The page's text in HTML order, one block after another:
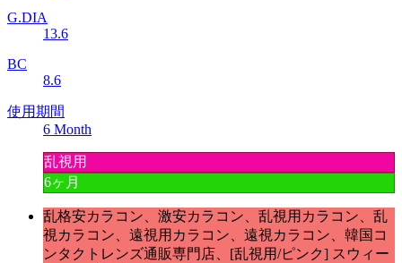
G.DIA
13.6
BC
8.6
使用期間
6 Month
乱視用
6ヶ月
乱格安カラコン、激安カラコン、乱視用カラコン、乱
視カラコン、遠視用カラコン、遠視カラコン、韓国コ
ンタクトレンズ通販専門店、[乱視用/ピンク] スウィー